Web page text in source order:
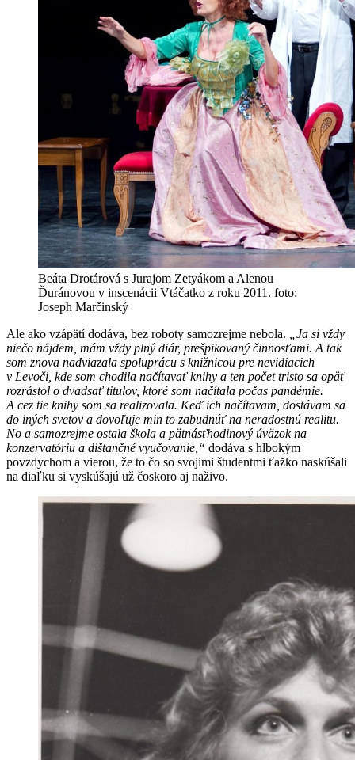
Beáta Drotárová s Jurajom Zetyákom a Alenou
Ďuránovou v inscenácii Vtáčatko z roku 2011. foto:
Joseph Marčinský
Ale ako vzápätí dodáva, bez roboty samozrejme nebola.
„Ja si vždy
niečo nájdem, mám vždy plný diár, prešpikovaný činnosťami. A tak
som znova nadviazala spoluprácu s knižnicou pre nevidiacich
v Levoči, kde som chodila načítavať knihy a ten počet tristo sa opäť
rozrástol o dvadsať titulov, ktoré som načítala počas pandémie.
A cez tie knihy som sa realizovala. Keď ich načítavam, dostávam sa
do iných svetov a dovoľuje min to zabudnúť na neradostnú realitu.
No a samozrejme ostala škola a pätnásťhodinový úväzok na
konzervatóriu a dištančné vyučovanie,“ dodáva s hlbokým
povzdychom a vierou, že to čo so svojimi študentmi ťažko naskúšali
na diaľku si vyskúšajú už čoskoro aj naživo.